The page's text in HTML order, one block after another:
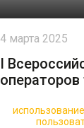
4 марта 2025
I